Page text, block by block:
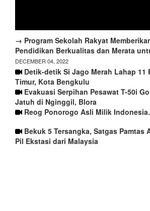
→ Program Sekolah Rakyat
Pendidikan Berkualitas dan Merata
DECEMBER 04, 2022
Detik-detik Si Jago Merah Lahap 11
Timur, Kota Bengkulu
Evakuasi Serpihan Pesawat T-50i
Jatuh di Nginggil, Blora
Reog Ponorogo Asli Milik
Bekuk 5 Tersangka, Satgas Pamtas
Pil Ekstasi dari Malaysia